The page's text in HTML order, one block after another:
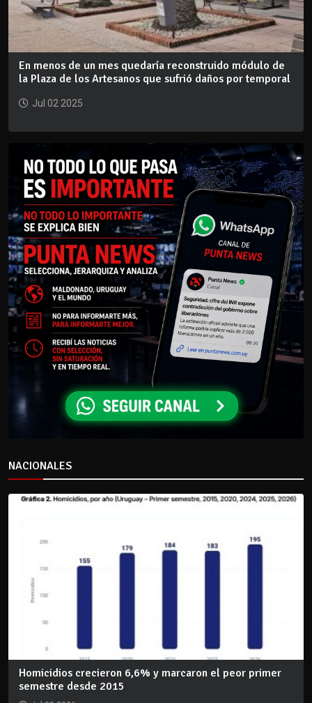
En menos de un mes quedaría reconstruido módulo de
la Plaza de los Artesanos que sufrió daños por temporal
Jul 02 2025
NACIONALES
Homicidios crecieron 6,6% y marcaron el peor primer
semestre desde 2015